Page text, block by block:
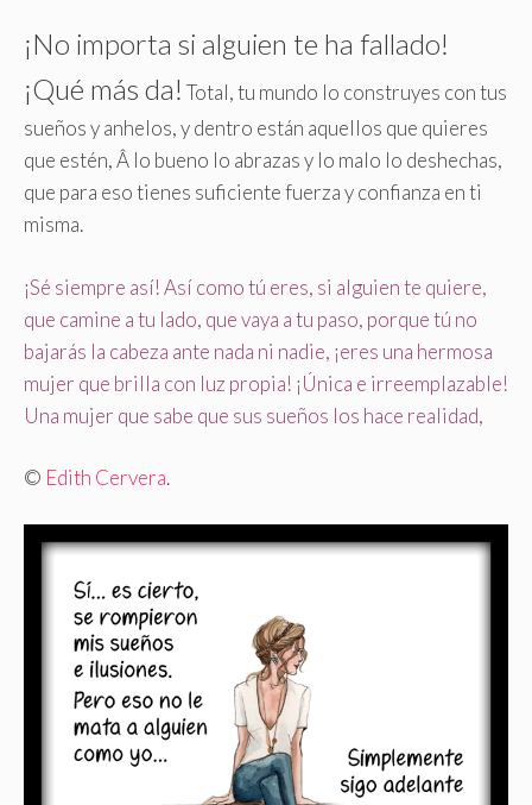
¡No importa si alguien te ha fallado!
¡Qué más da! Total, tu mundo lo construyes con tus
sueños y anhelos, y dentro están aquellos que quieres
que estén, Â lo bueno lo abrazas y lo malo lo deshechas,
que para eso tienes suficiente fuerza y confianza en ti
misma.
¡Sé siempre así! Así como tú eres, si alguien te quiere,
que camine a tu lado, que vaya a tu paso, porque tú no
bajarás la cabeza ante nada ni nadie, ¡eres una hermosa
mujer que brilla con luz propia! ¡Única e irreemplazable!
Una mujer que sabe que sus sueños los hace realidad,
© Edith Cervera.